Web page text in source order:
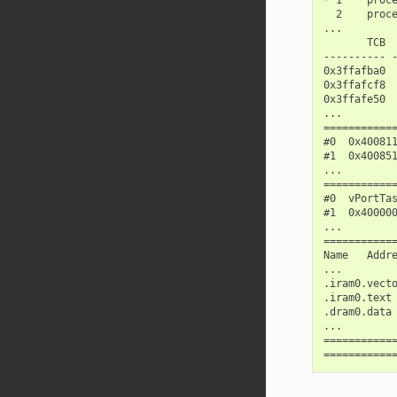
2
...
TCB
----------
...
#0
#1
...
#0
#1
...
Name
...
.iram0.text
.dram0.data
...